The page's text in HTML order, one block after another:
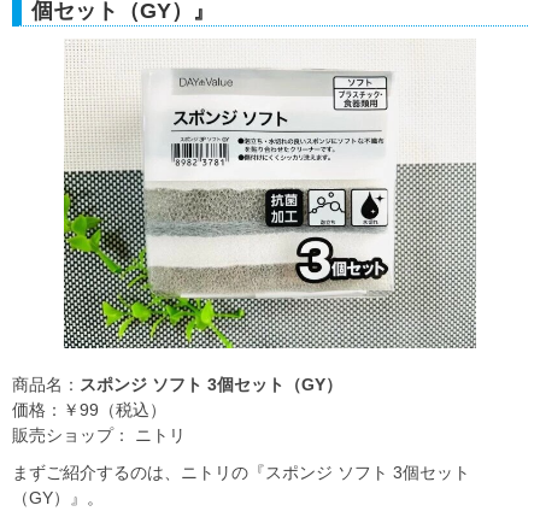
個セット（GY）』
商品名： スポンジ ソフト 3個セット（GY）
価格：￥99（税込）
販売ショップ： ニトリ
まずご紹介するのは、ニトリの『スポンジ ソフト 3個セット
（GY）』。